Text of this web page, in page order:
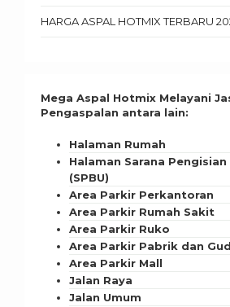
HARGA ASPAL HOTMIX TERBARU
Mega Aspal Hotmix Melayani
Pengaspalan antara lain:
Halaman Rumah
Halaman Sarana
(SPBU)
Area Parkir Perkantoran
Area Parkir Rumah Sakit
Area Parkir Ruko
Area Parkir Pabrik dan
Area Parkir Mall
Jalan Raya
Jalan Umum